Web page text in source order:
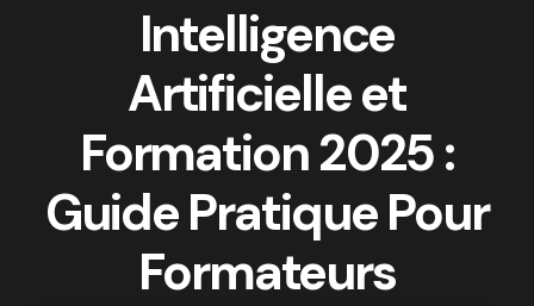
Intelligence
Artificielle et
Formation 2025 :
Guide Pratique Pour
Formateurs